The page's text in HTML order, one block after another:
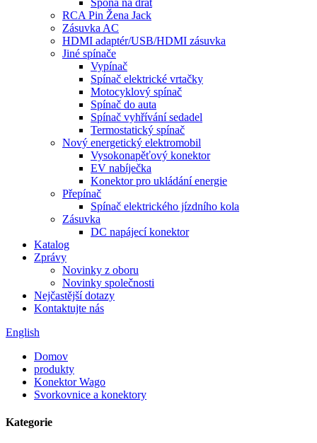
Spona na drát
RCA Pin Žena Jack
Zásuvka AC
HDMI adaptér/USB/HDMI zásuvka
Jiné spínače
Vypínač
Spínač elektrické vrtačky
Motocyklový spínač
Spínač do auta
Spínač vyhřívání sedadel
Termostatický spínač
Nový energetický elektromobil
Vysokonapěťový konektor
EV nabíječka
Konektor pro ukládání energie
Přepínač
Spínač elektrického jízdního kola
Zásuvka
DC napájecí konektor
Katalog
Zprávy
Novinky z oboru
Novinky společnosti
Nejčastější dotazy
Kontaktujte nás
English
Domov
produkty
Konektor Wago
Svorkovnice a konektory
Kategorie